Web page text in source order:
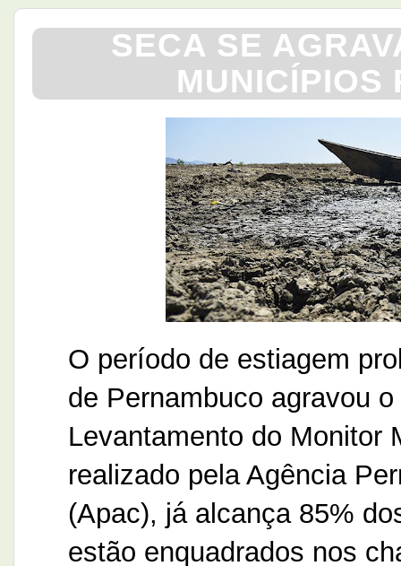
SECA SE
MUNICÍPIOS
O período de estiagem
de Pernambuco agravou
Levantamento do Monitor
realizado pela Agência
(Apac), já alcança 85%
estão enquadrados nos